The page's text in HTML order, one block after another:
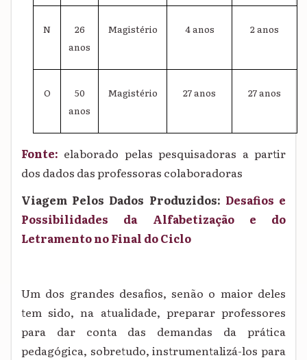
N
26
anos
Magistério 4 anos 2 anos
O
50
anos
Magistério 27 anos 27 anos
Fonte: elaborado pelas pesquisadoras a partir
dos dados das professoras colaboradoras
Viagem Pelos Dados Produzidos: Desafios e
Possibilidades da Alfabetização e do
Letramento no Final do Ciclo
Um dos grandes desafios, senão o maior deles
tem sido, na atualidade, preparar professores
para dar conta das demandas da prática
pedagógica, sobretudo, instrumentalizá-los para